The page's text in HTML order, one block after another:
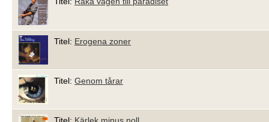
Titel: Erogena zoner
Titel: Genom tårar